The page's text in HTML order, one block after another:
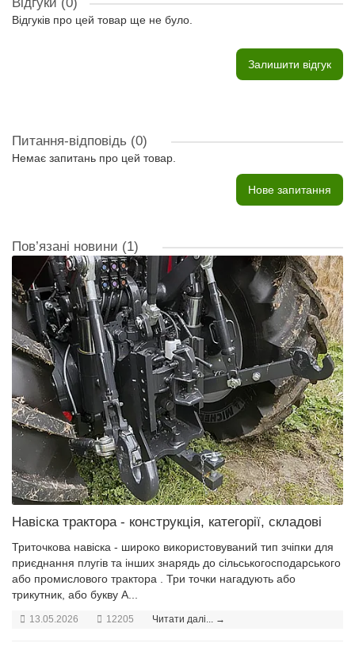
Відгуків про цей товар ще не було.
Залишити відгук
Питання-відповідь (0)
Немає запитань про цей товар.
Нове запитання
Пов’язані новини (1)
Навіска трактора - конструкція, категорії, складові
Триточкова навіска - широко використовуваний тип зчіпки для
приєднання плугів та інших знарядь до сільськогосподарського
або промислового трактора . Три точки нагадують або
трикутник, або букву А...
13.05.2026 12205 Читати далі... →